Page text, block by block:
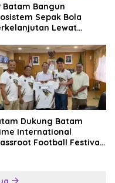
Batam Bangun
Sepak Bola
Lewat
Dukung Batam
International
Football Festival